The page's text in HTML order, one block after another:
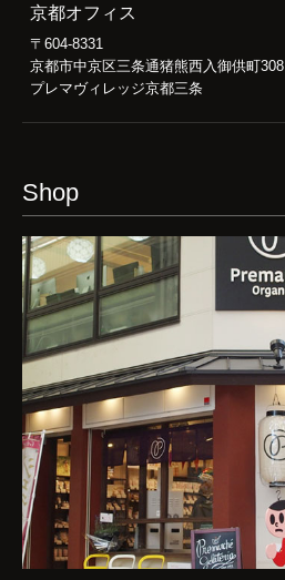
京都オフィス
〒604-8331
京都市中京区三条通猪熊西入御供町308
プレマヴィレッジ京都三条
Shop